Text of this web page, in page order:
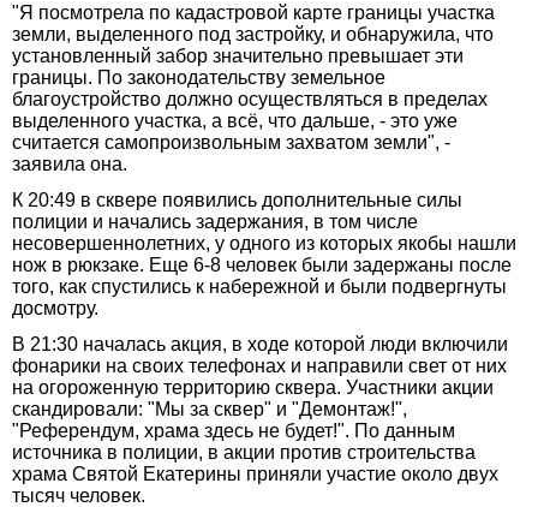
"Я посмотрела по кадастровой карте границы участка
земли, выделенного под застройку, и обнаружила, что
установленный забор значительно превышает эти
границы. По законодательству земельное
благоустройство должно осуществляться в пределах
выделенного участка, а всё, что дальше, - это уже
считается самопроизвольным захватом земли", -
заявила она.
К 20:49 в сквере появились дополнительные силы
полиции и начались задержания, в том числе
несовершеннолетних, у одного из которых якобы нашли
нож в рюкзаке. Еще 6-8 человек были задержаны после
того, как спустились к набережной и были подвергнуты
досмотру.
В 21:30 началась акция, в ходе которой люди включили
фонарики на своих телефонах и направили свет от них
на огороженную территорию сквера. Участники акции
скандировали: "Мы за сквер" и "Демонтаж!",
"Референдум, храма здесь не будет!". По данным
источника в полиции, в акции против строительства
храма Святой Екатерины приняли участие около двух
тысяч человек.